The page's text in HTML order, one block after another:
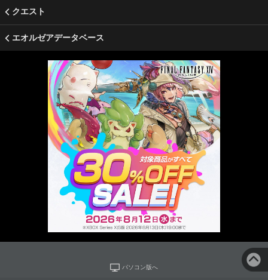
クエスト
エオルゼアデータベース
パソコン版へ